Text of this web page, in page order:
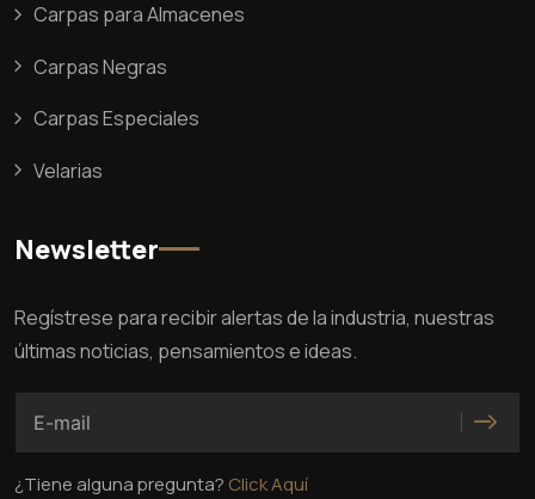
Carpas para Almacenes
Carpas Negras
Carpas Especiales
Velarias
Newsletter
Regístrese para recibir alertas de la industria, nuestras
últimas noticias, pensamientos e ideas.
¿Tiene alguna pregunta? Click Aquí